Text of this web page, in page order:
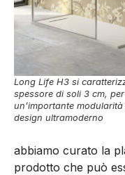
Long Life H3 si
spessore di soli 3 cm, per
un’importante
design ultramoderno
abbiamo curato la
prodotto che può